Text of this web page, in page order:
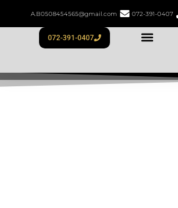
072-391-0407
A.B0508454565@gmail.com
072-391-0407